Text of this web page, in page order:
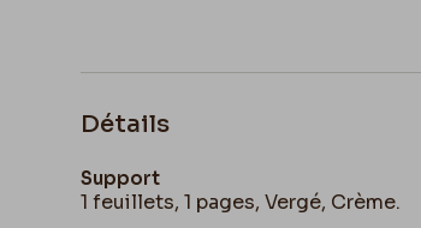
Détails
Support
1 feuillets, 1 pages, Vergé, Crème.